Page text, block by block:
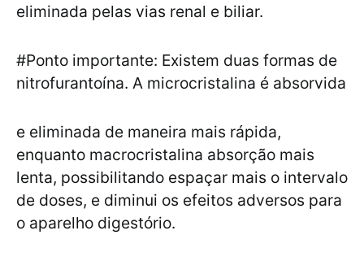
eliminada pelas vias renal e biliar.
#Ponto importante: Existem duas formas de
nitrofurantoína. A microcristalina é absorvida
e eliminada de maneira mais rápida,
enquanto macrocristalina absorção mais
lenta, possibilitando espaçar mais o intervalo
de doses, e diminui os efeitos adversos para
o aparelho digestório.